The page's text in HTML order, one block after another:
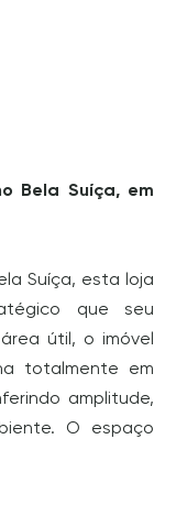
Bela Suíça, em
Suíça, esta loja
que seu
útil, o imóvel
totalmente em
amplitude,
O espaço